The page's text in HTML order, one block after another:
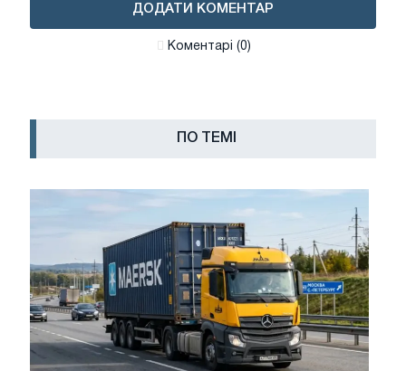
ДОДАТИ КОМЕНТАР
Коментарі (0)
ПО ТЕМІ